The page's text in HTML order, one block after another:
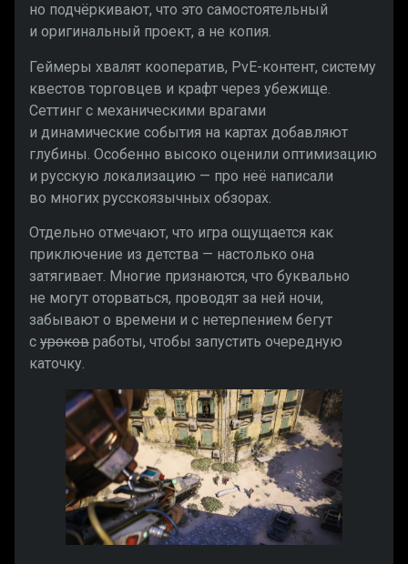
но подчёркивают, что это самостоятельный
и оригинальный проект, а не копия.
Геймеры хвалят кооператив, PvE-контент, систему
квестов торговцев и крафт через убежище.
Сеттинг с механическими врагами
и динамические события на картах добавляют
глубины. Особенно высоко оценили оптимизацию
и русскую локализацию — про неё написали
во многих русскоязычных обзорах.
Отдельно отмечают, что игра ощущается как
приключение из детства — настолько она
затягивает. Многие признаются, что буквально
не могут оторваться, проводят за ней ночи,
забывают о времени и с нетерпением бегут
с уроков работы, чтобы запустить очередную
каточку.